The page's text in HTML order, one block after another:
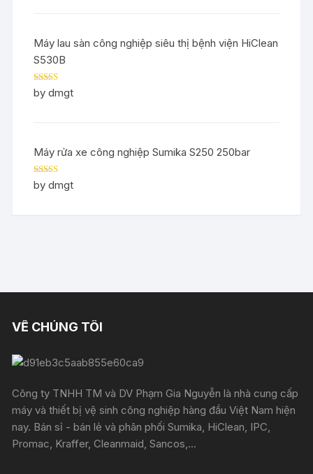
Máy lau sàn công nghiệp siêu thị bệnh viện HiClean
S530B
Rated5out
of 5
by dmgt
Máy rửa xe công nghiệp Sumika S250 250bar
Rated5out
of 5
by dmgt
VỀ CHÚNG TÔI
Công ty TNHH TM và DV Phạm Gia Nguyễn là nhà cung cấp
máy và thiết bị vệ sinh công nghiệp hàng đầu Việt Nam hiện
nay. Bán sỉ - bán lẻ và phân phối Sumika, HiClean, IPC,
Promac, Kraffer, Cleanmaid, Sancos,...